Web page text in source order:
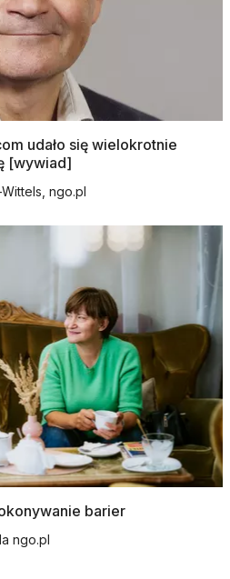
udało się wielokrotnie
[wywiad]
ngo.pl
barier
ngo.pl